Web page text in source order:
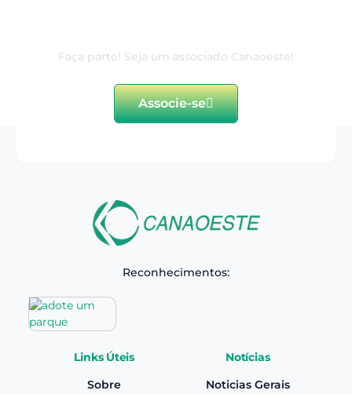
Faça parte! Seja um associado Canaoeste!
Associe-se
Reconhecimentos:
Links Úteis
Sobre
Notícias
Noticias Gerais